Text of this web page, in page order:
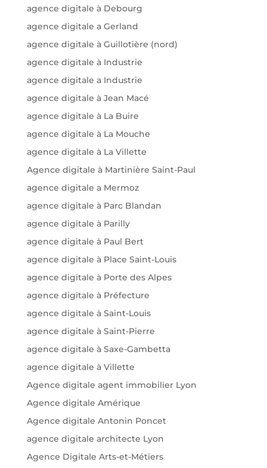
agence digitale à Debourg
agence digitale a Gerland
agence digitale à Guillotière (nord)
agence digitale à Industrie
agence digitale a Industrie
agence digitale à Jean Macé
agence digitale à La Buire
agence digitale à La Mouche
agence digitale à La Villette
Agence digitale à Martinière Saint-Paul
agence digitale a Mermoz
agence digitale à Parc Blandan
agence digitale à Parilly
agence digitale à Paul Bert
agence digitale à Place Saint-Louis
agence digitale à Porte des Alpes
agence digitale à Préfecture
agence digitale à Saint-Louis
agence digitale à Saint-Pierre
agence digitale à Saxe-Gambetta
agence digitale à Villette
Agence digitale agent immobilier Lyon
Agence digitale Amérique
Agence digitale Antonin Poncet
agence digitale architecte Lyon
Agence Digitale Arts-et-Métiers